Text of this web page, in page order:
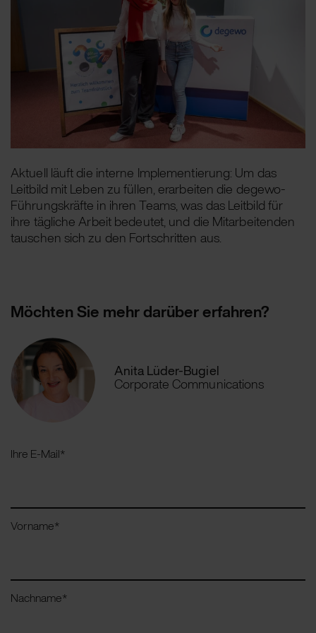
Aktuell läuft die interne Implementierung: Um das
Leitbild mit Leben zu füllen, erarbeiten die degewo-
Führungskräfte in ihren Teams, was das Leitbild für
ihre tägliche Arbeit bedeutet, und die Mitarbeitenden
tauschen sich zu den Fortschritten aus.
Möchten Sie mehr darüber erfahren?
Anita Lüder-Bugiel
Corporate Communications
Ihre E-Mail*
Vorname*
Nachname*